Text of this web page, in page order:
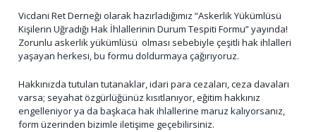
Vicdani Ret Derneği olarak hazırladığımız “Askerlik Yükümlüsü
Kişilerin Uğradığı Hak İhlallerinin Durum Tespiti Formu” yayında!
Zorunlu askerlik yükümlüsü olması sebebiyle çeşitli hak ihlalleri
yaşayan herkesi, bu formu doldurmaya çağırıyoruz.
Hakkınızda tutulan tutanaklar, idari para cezaları, ceza davaları
varsa; seyahat özgürlüğünüz kısıtlanıyor, eğitim hakkınız
engelleniyor ya da başkaca hak ihlallerine maruz kalıyorsanız,
form üzerinden bizimle iletişime geçebilirsiniz.